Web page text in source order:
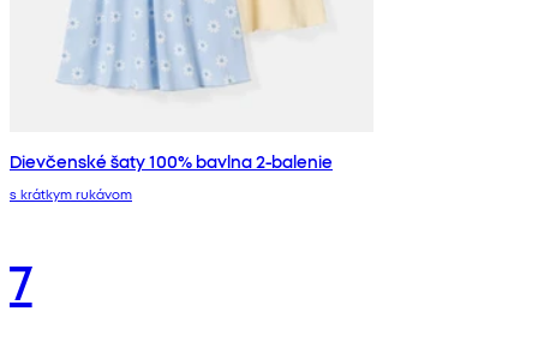
Dievčenské šaty 100% bavlna 2-balenie
s krátkym rukávom
7